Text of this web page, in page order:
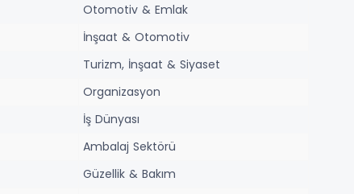
Otomotiv & Emlak
İnşaat & Otomotiv
Turizm, İnşaat & Siyaset
Organizasyon
İş Dünyası
Ambalaj Sektörü
Güzellik & Bakım